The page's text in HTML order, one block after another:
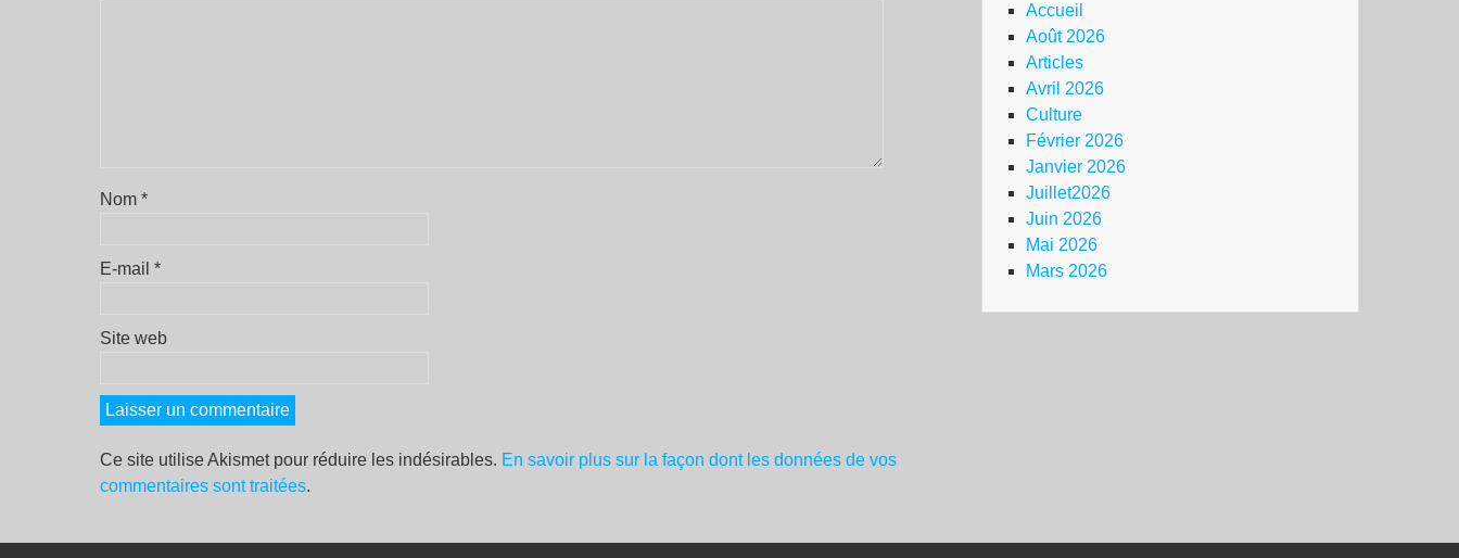
Nom *
E-mail *
Site web
Ce site utilise Akismet pour réduire les indésirables. En savoir plus sur la façon dont les données de vos
commentaires sont traitées.
Accueil
Août 2026
Articles
Avril 2026
Culture
Février 2026
Janvier 2026
Juillet2026
Juin 2026
Mai 2026
Mars 2026